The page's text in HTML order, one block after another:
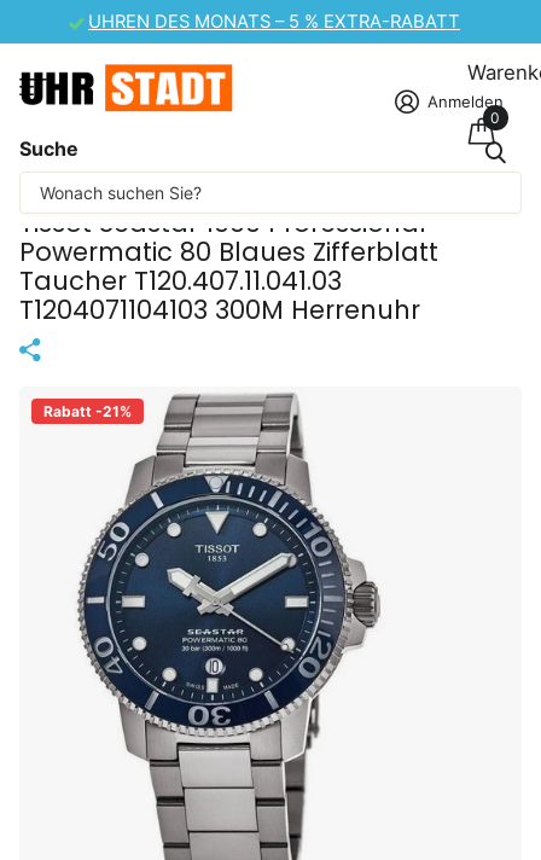
CASIO UHREN-SALE – 10 % EXTRA-RABATT
Suche
Anmelden
0
Einige Inhalte wurden maschinell übersetzt.
Tissot Seastar 1000 Professional
Powermatic 80 Blaues Zifferblatt
Taucher T120.407.11.041.03
T1204071104103 300M Herrenuhr
Rabatt -21%